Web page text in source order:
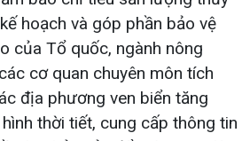
hoạch và góp phần bảo vệ
của Tổ quốc, ngành nông
cơ quan chuyên môn tích
địa phương ven biển tăng
thời tiết, cung cấp thông tin